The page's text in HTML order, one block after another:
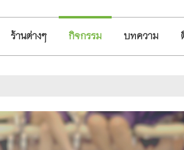
ร้านต่างๆ กิจกรรม บทความ